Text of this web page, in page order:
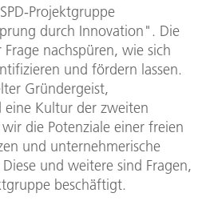
Projektgruppe
durch Innovation". Die
nachspüren, wie sich
und fördern lassen.
Gründergeist,
eine Kultur der zweiten
die Potenziale einer freien
und unternehmerische
und weitere sind Fragen,
beschäftigt.